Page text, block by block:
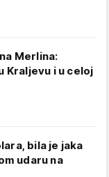
Merlina:
Kraljevu i u celoj
bila je jaka
udaru na